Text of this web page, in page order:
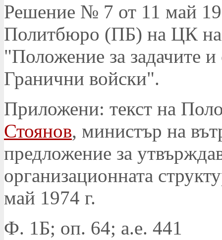
Решение № 7 от 11 май
Политбюро (ПБ) на ЦК на
"Положение за задачите и
Гранични войски".
Приложени: текст на
Стоянов, министър на
предложение за
организационната
май 1974 г.
Ф. 1Б; оп. 64; а.е. 441